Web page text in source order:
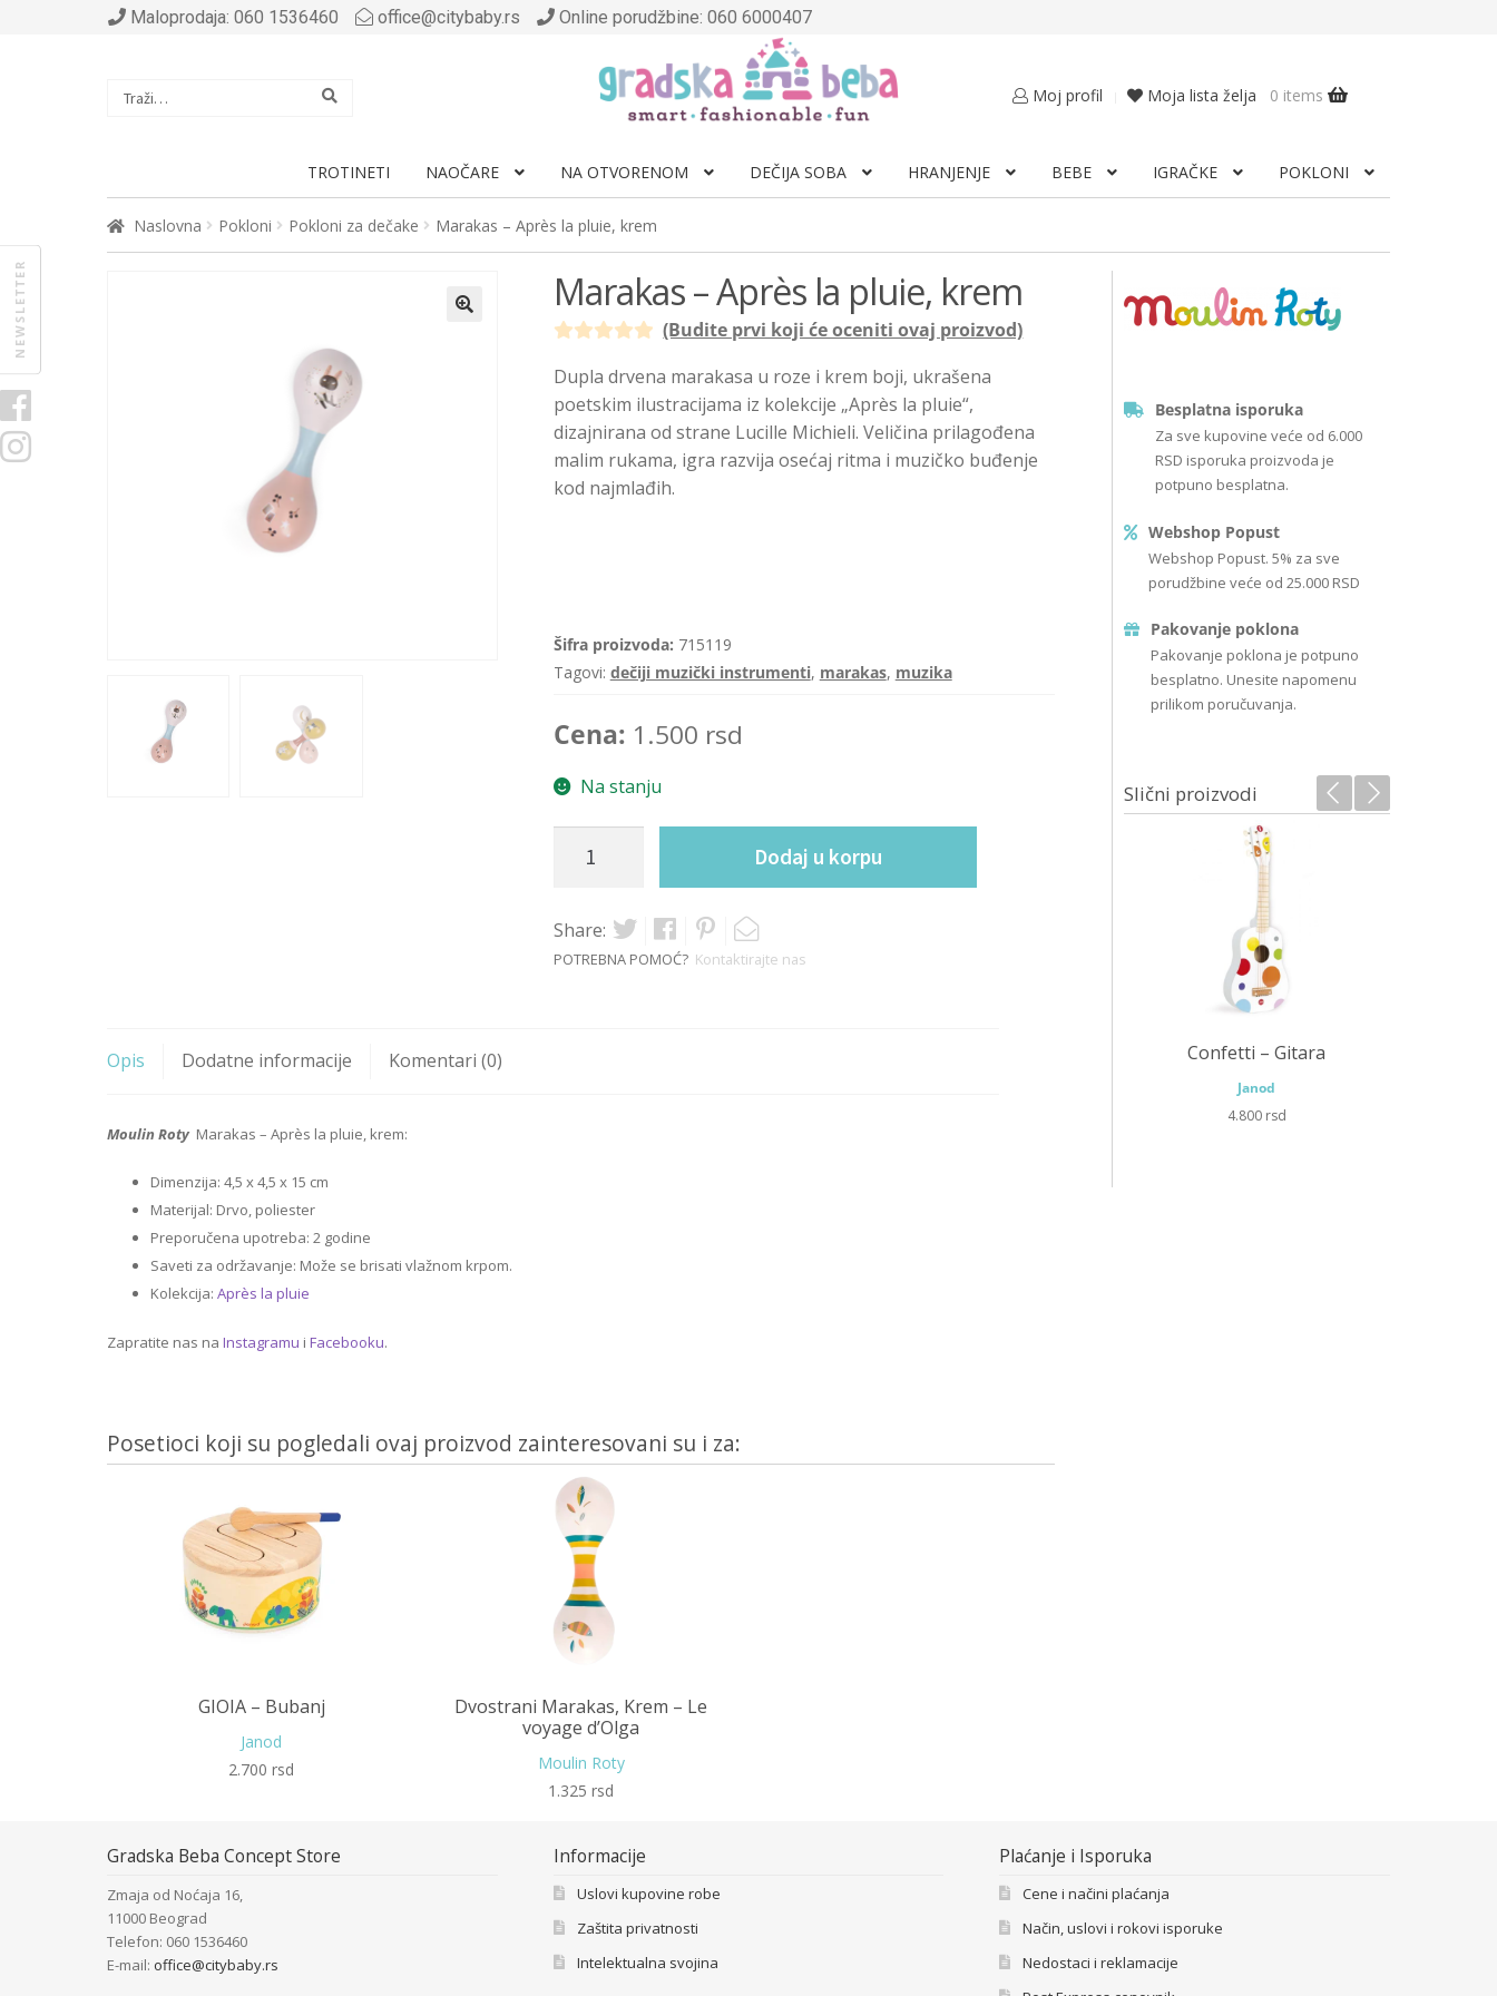
Maloprodaja: 060 1536460 office@citybaby.rs Online porudžbine: 060 6000407
Traži: Moj profil Moja lista želja 0 items
TROTINETI NAOČARE NA OTVORENOM DEČIJA SOBA HRANJENJE BEBE IGRAČKE POKLONI
NEWSLETTER
Naslovna Pokloni Pokloni za dečake Marakas – Après la pluie, krem
Marakas – Après la pluie, krem
c
e
n
j
e
d
(Budite prvi koji će oceniti ovaj proizvod)
Dupla drvena marakasa u roze i krem boji, ukrašena
poetskim ilustracijama iz kolekcije „Après la pluie“,
dizajnirana od strane Lucille Michieli. Veličina prilagođena
malim rukama, igra razvija osećaj ritma i muzičko buđenje
kod najmlađih.
Šifra proizvoda: 715119
Tagovi: dečiji muzički instrumenti, marakas, muzika
Cena: 1.500 rsd
Na stanju
la
pluie,
Dodaj u korpu
Share:
POTREBNA POMOĆ? Kontaktirajte nas
Opis Dodatne informacije Komentari (0)
Moulin RotyMarakas – Après la pluie, krem:
Dimenzija: 4,5 x 4,5 x 15 cm
Materijal: Drvo, poliester
Preporučena upotreba: 2 godine
Saveti za održavanje: Može se brisati vlažnom krpom.
Kolekcija: Après la pluie
Zapratite nas na Instagramu i Facebooku.
Posetioci koji su pogledali ovaj proizvod zainteresovani su i za:
GIOIA – Bubanj
Janod
2.700 rsd
Dvostrani Marakas, Krem – Le
voyage d’Olga
Moulin Roty
1.325 rsd
Besplatna isporuka
Za sve kupovine veće od 6.000
RSD isporuka proizvoda je
potpuno besplatna.
Webshop Popust
Webshop Popust. 5% za sve
porudžbine veće od 25.000 RSD
Pakovanje poklona
Pakovanje poklona je potpuno
besplatno. Unesite napomenu
prilikom poručuvanja.
Slični proizvodi
Confetti – Gitara
Janod
4.800 rsd
Gradska Beba Concept Store
Zmaja od Noćaja 16,
11000 Beograd
Telefon: 060 1536460
E-mail: office@citybaby.rs
Informacije
Uslovi kupovine robe
Zaštita privatnosti
Intelektualna svojina
Plaćanje i Isporuka
Cene i načini plaćanja
Način, uslovi i rokovi isporuke
Nedostaci i reklamacije